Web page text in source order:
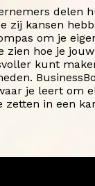
delen
zij kansen
om je
zien hoe je
kunt
je leert om
zetten in een